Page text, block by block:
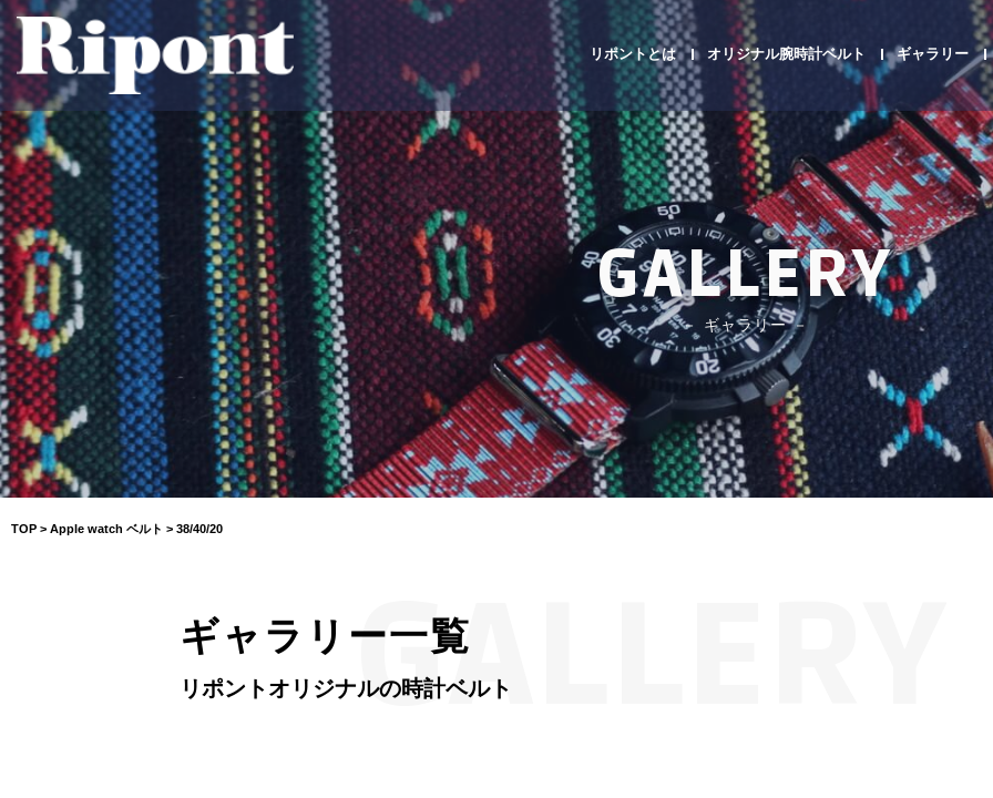
リポントとは オリジナル腕時計ベルト ギャラリー
GALLERY
－ ギャラリー －
TOP > Apple watch ベルト > 38/40/20
ギャラリー一覧
リポントオリジナルの時計ベルトGALLERY